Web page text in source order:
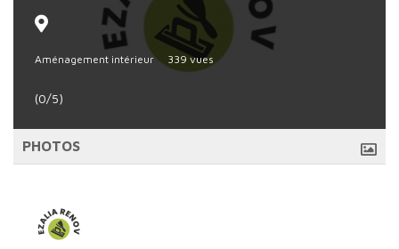
Aménagement intérieur 339 vues
(0/5)
PHOTOS